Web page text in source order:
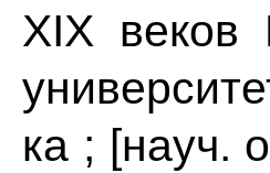
XIX веков
ка ; [науч.